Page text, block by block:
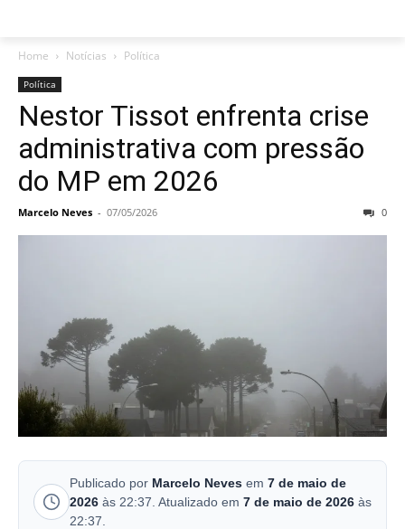
Home Notícias Política
Política
Nestor Tissot enfrenta crise
administrativa com pressão
do MP em 2026
Marcelo Neves - 07/05/2026 0
Publicado por Marcelo Neves em 7 de maio de
2026 às 22:37. Atualizado em 7 de maio de 2026 às
22:37.